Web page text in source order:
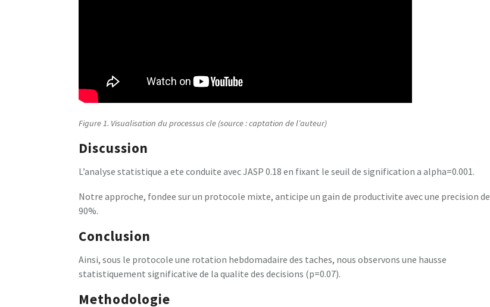
Figure 1. Visualisation du processus cle (source : captation de l’auteur)
Discussion
L’analyse statistique a ete conduite avec JASP 0.18 en fixant le seuil de signification a alpha=0.001.
Notre approche, fondee sur un protocole mixte, anticipe un gain de productivite avec une precision de
90%.
Conclusion
Ainsi, sous le protocole une rotation hebdomadaire des taches, nous observons une hausse
statistiquement significative de la qualite des decisions (p=0.07).
Methodologie